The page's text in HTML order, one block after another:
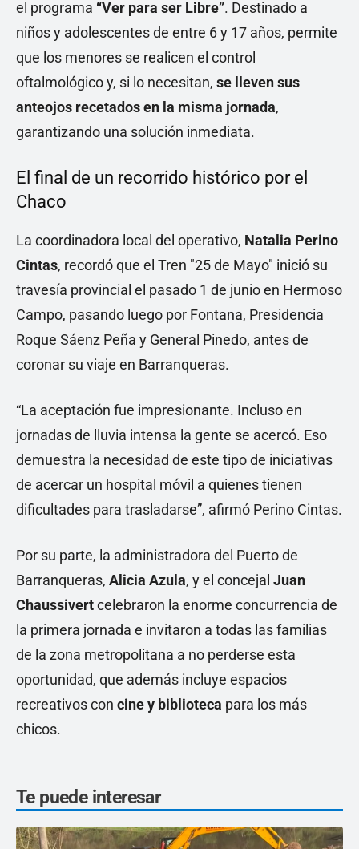
el programa “Ver para ser Libre”. Destinado a
niños y adolescentes de entre 6 y 17 años, permite
que los menores se realicen el control
oftalmológico y, si lo necesitan, se lleven sus
anteojos recetados en la misma jornada,
garantizando una solución inmediata.
El final de un recorrido histórico por el
Chaco
La coordinadora local del operativo, Natalia Perino
Cintas, recordó que el Tren "25 de Mayo" inició su
travesía provincial el pasado 1 de junio en Hermoso
Campo, pasando luego por Fontana, Presidencia
Roque Sáenz Peña y General Pinedo, antes de
coronar su viaje en Barranqueras.
“La aceptación fue impresionante. Incluso en
jornadas de lluvia intensa la gente se acercó. Eso
demuestra la necesidad de este tipo de iniciativas
de acercar un hospital móvil a quienes tienen
dificultades para trasladarse”, afirmó Perino Cintas.
Por su parte, la administradora del Puerto de
Barranqueras, Alicia Azula, y el concejal Juan
Chaussivertcelebraron la enorme concurrencia de
la primera jornada e invitaron a todas las familias
de la zona metropolitana a no perderse esta
oportunidad, que además incluye espacios
recreativos con cine y biblioteca para los más
chicos.
Te puede interesar